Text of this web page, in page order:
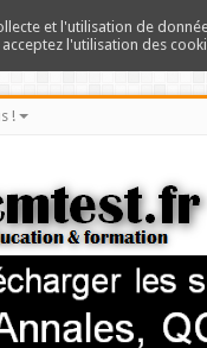
!
et l'utilisation de
l'utilisation des